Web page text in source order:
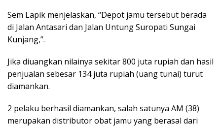
Sem Lapik menjelaskan, “Depot jamu tersebut berada
di Jalan Antasari dan Jalan Untung Suropati Sungai
Kunjang,”.
Jika diuangkan nilainya sekitar 800 juta rupiah dan hasil
penjualan sebesar 134 juta rupiah (uang tunai) turut
diamankan.
2 pelaku berhasil diamankan, salah satunya AM (38)
merupakan distributor obat jamu yang berasal dari